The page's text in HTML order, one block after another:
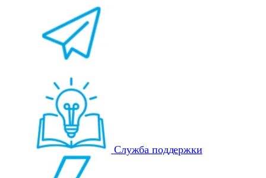
Служба поддержки